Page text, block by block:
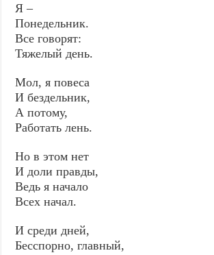
Я –
Понедельник.
Все говорят:
Тяжелый день.
Мол, я повеса
И бездельник,
А потому,
Работать лень.
Но в этом нет
И доли правды,
Ведь я начало
Всех начал.
И среди дней,
Бесспорно, главный,